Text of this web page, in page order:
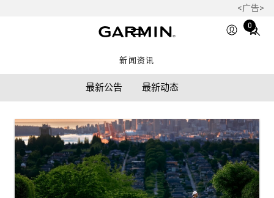
<广告>
0
Total
items
新闻资讯
最新公告 最新动态